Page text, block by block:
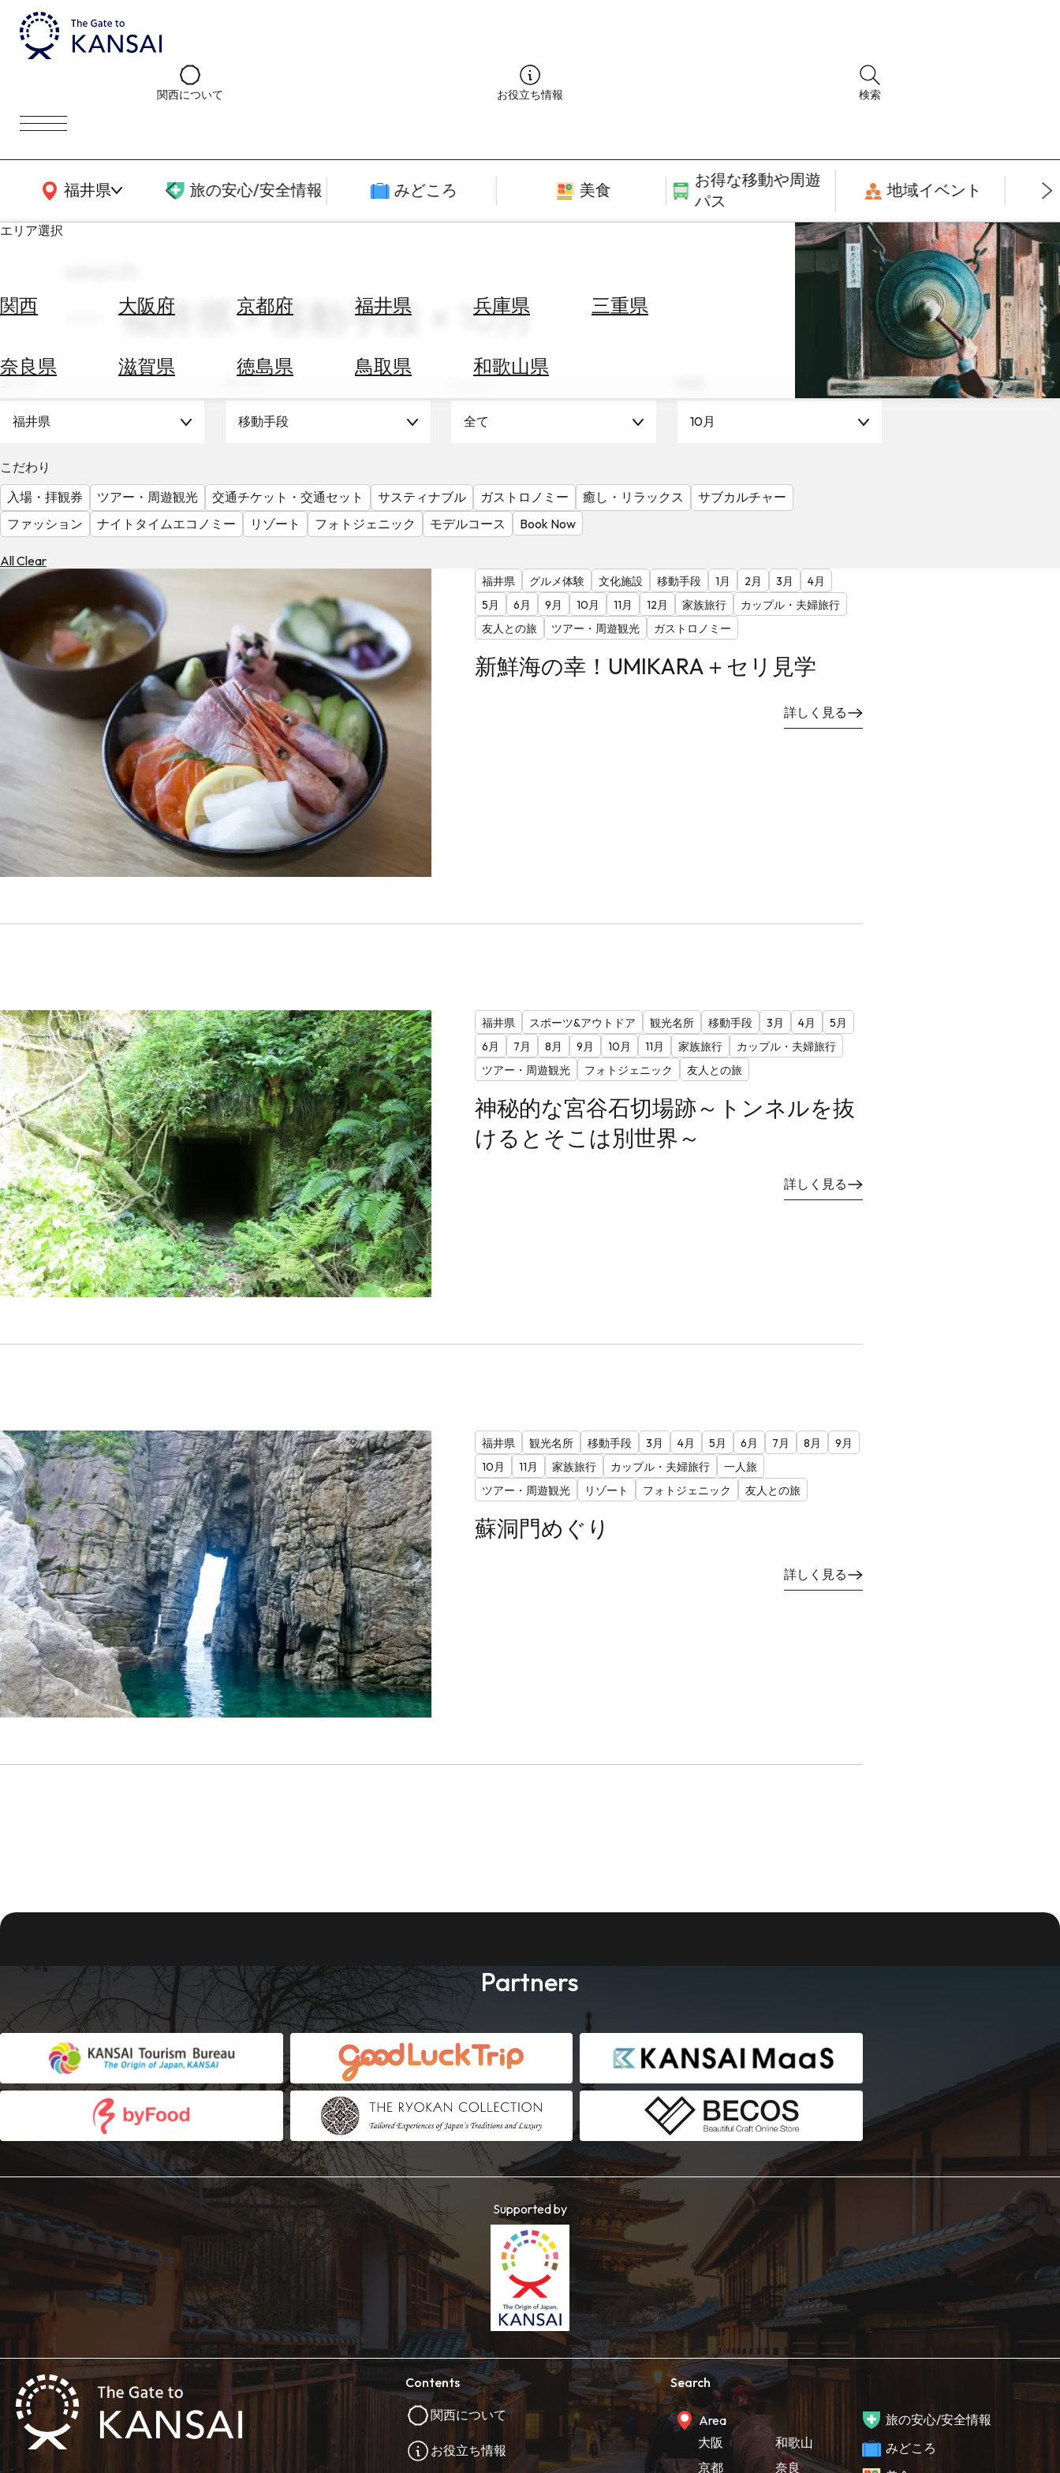
関西について お役立ち情報 検索
福井県
関西広域MAP 旅の安心/安全情報 みどころ 美食
お得な移動や周遊
パス
地域イベント
エリア選択
関西 大阪府 京都府 福井県 兵庫県 三重県
奈良県 滋賀県 徳島県 鳥取県 和歌山県
ホ
す
替
を
調
べ
天
を
る
福井県 × 移動手段 × 10月
福井県 移動手段 全て 10月
こだわり
入場・拝観券
ツアー・周遊観光 交通チケット・交通セット サスティナブル ガストロノミー 癒し・リラックス
サブカルチャー
ファッション
ナイトタイムエコノミー リゾート フォトジェニック モデルコース Book Now
All Clear
福井県 グルメ体験 文化施設 移動手段 1月 2月 3月
4月
5月
6月 9月 10月 11月 12月 家族旅行
カップル・夫婦旅行
友人との旅
ツアー・周遊観光 ガストロノミー
新鮮海の幸！UMIKARA＋セリ見学
詳しく見る
福井県 スポーツ&アウトドア 観光名所 移動手段 3月 4月
5月
6月
7月 8月 9月 10月 11月 家族旅行
カップル・夫婦旅行
ツアー・周遊観光
フォトジェニック 友人との旅
神秘的な宮谷石切場跡～トンネルを抜
けるとそこは別世界～
詳しく見る
福井県 観光名所 移動手段 3月 4月 5月 6月 7月 8月
9月
10月
11月 家族旅行 カップル・夫婦旅行
一人旅
ツアー・周遊観光
リゾート フォトジェニック 友人との旅
蘇洞門めぐり
詳しく見る
Partners
Supported by
Contents
関西について
お役立ち情報
Search
Area
大阪
京都
和歌山
奈良
旅の安心/安全情報
みどころ